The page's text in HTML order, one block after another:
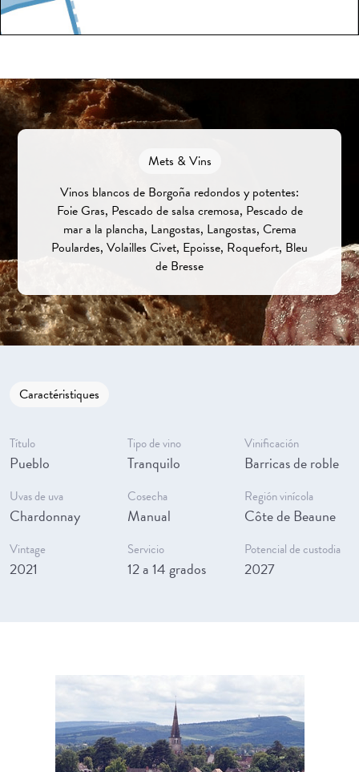
Mets & Vins
Vinos blancos de Borgoña redondos y potentes:
Foie Gras, Pescado de salsa cremosa, Pescado de
mar a la plancha, Langostas, Langostas, Crema
Poulardes, Volailles Civet, Epoisse, Roquefort, Bleu
de Bresse
Caractéristiques
Título
Pueblo
Tipo de vino
Tranquilo
Vinificación
Barricas de roble
Uvas de uva
Chardonnay
Cosecha
Manual
Región vinícola
Côte de Beaune
Vintage
2021
Servicio
12 a 14 grados
Potencial de custodia
2027